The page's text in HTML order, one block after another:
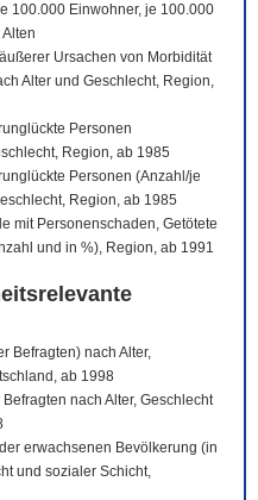
100.000 Einwohner, je 100.000
Ursachen von Morbidität
Alter und Geschlecht, Region,
Personen
Region, ab 1985
Personen (Anzahl/je
Region, ab 1985
mit Personenschaden, Getötete
und in %), Region, ab 1991
Befragten) nach Alter,
ab 1998
nach Alter, Geschlecht
erwachsenen Bevölkerung (in
und sozialer Schicht,